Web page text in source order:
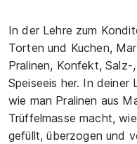
In der Lehre zum
Torten und Kuchen,
Pralinen, Konfekt,
Speiseeis her. In deiner
wie man Pralinen aus
Trüffelmasse macht,
gefüllt, überzogen und